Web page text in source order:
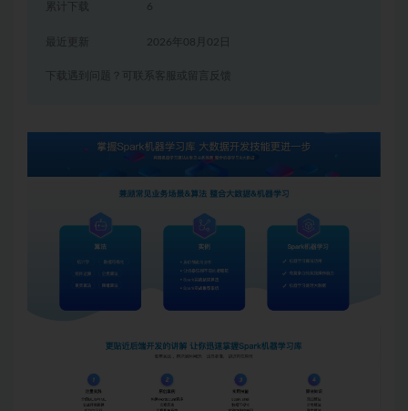
累计下载 6
2026年08月02日
下载遇到问题？可联系客服或留言反馈